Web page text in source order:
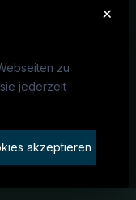
×
zu
jederzeit
akzeptieren
finden